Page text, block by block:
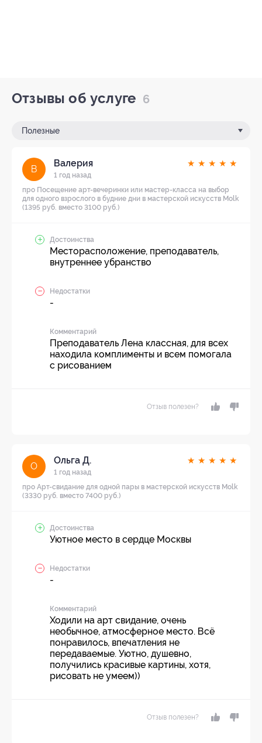
Отзывы об услуге 6
Полезные
В
Валерия
1 год назад
★ ★ ★ ★ ★
про Посещение арт-вечеринки или мастер-класса на выбор
для одного взрослого в будние дни в мастерской искусств Molk
(1395 руб. вместо 3100 руб.)
Достоинства
Месторасположение, преподаватель,
внутреннее убранство
Недостатки
-
Комментарий
Преподаватель Лена классная, для всех
находила комплименты и всем помогала
с рисованием
Отзыв полезен?
О
Ольга Д.
1 год назад
★ ★ ★ ★ ★
про Арт-свидание для одной пары в мастерской искусств Molk
(3330 руб. вместо 7400 руб.)
Достоинства
Уютное место в сердце Москвы
Недостатки
-
Комментарий
Ходили на арт свидание, очень
необычное, атмосферное место. Всё
понравилось, впечатления не
передаваемые. Уютно, душевно,
получились красивые картины, хотя,
рисовать не умеем))
Отзыв полезен?